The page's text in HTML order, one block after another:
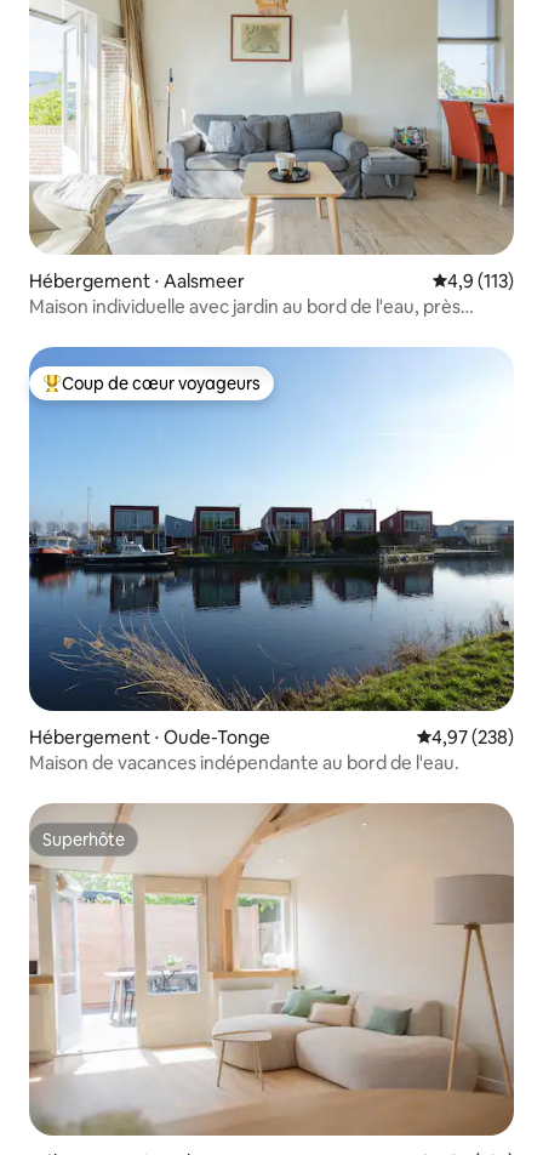
Hébergement ⋅ Aalsmeer Évaluation
4,9 (113)
Maison individuelle avec jardin au bord de l'eau, près
Coups de cœur voyageurs les plus appréciés
Coup de cœur voyageurs
Hébergement ⋅ Oude-Tonge Évaluation
4,97 (238)
Maison de vacances indépendante au bord de l'eau.
Superhôte
Superhôte